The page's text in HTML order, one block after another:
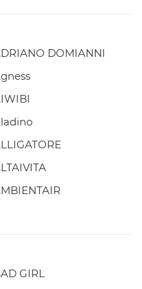
DOMIANNI
GIRL